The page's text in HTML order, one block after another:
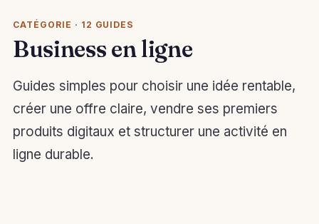
CATÉGORIE · 12 GUIDES
Business en ligne
Guides simples pour choisir une idée rentable,
créer une offre claire, vendre ses premiers
produits digitaux et structurer une activité en
ligne durable.